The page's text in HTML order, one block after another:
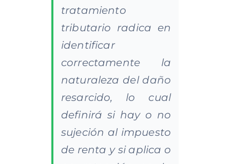
tratamiento
tributario radica en
identificar
correctamente la
naturaleza del daño
resarcido, lo cual
definirá si hay o no
sujeción al impuesto
de renta y si aplica o